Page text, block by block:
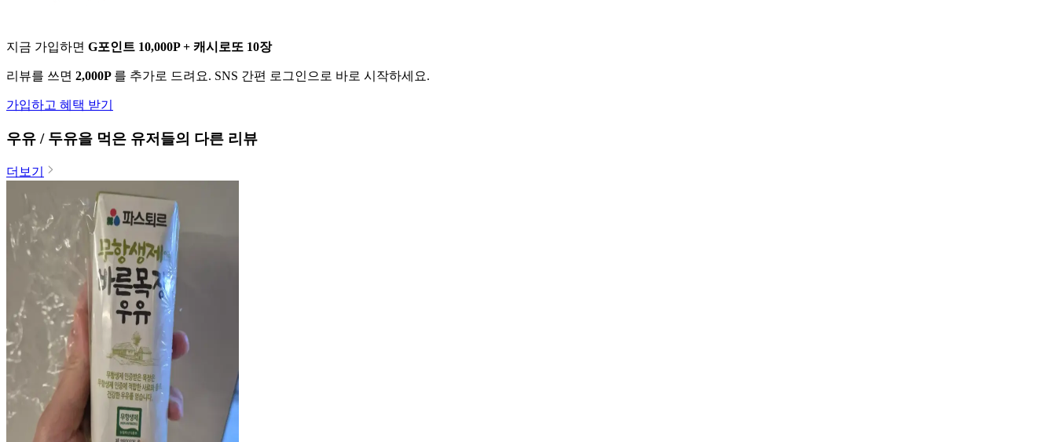
지금 가입하면 G포인트 10,000P + 캐시로또 10장
리뷰를 쓰면 2,000P 를 추가로 드려요. SNS 간편 로그인으로 바로 시작하세요.
가입하고 혜택 받기
우유 / 두유을 먹은 유저들의 다른 리뷰
더보기